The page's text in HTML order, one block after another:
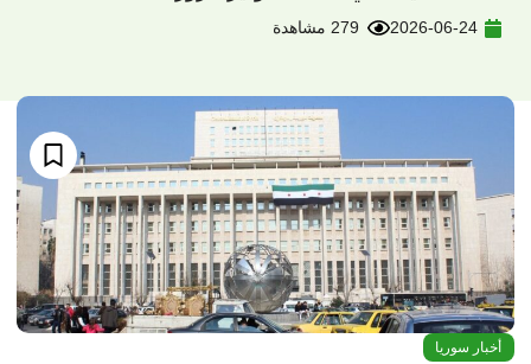
2026-06-24 279 مشاهدة
أخبار سوريا